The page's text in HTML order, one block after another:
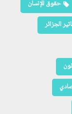
حقوق الإنسان
الجزائر